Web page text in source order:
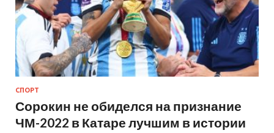
СПОРТ
Сорокин не обиделся на признание
ЧМ-2022 в Катаре лучшим в истории